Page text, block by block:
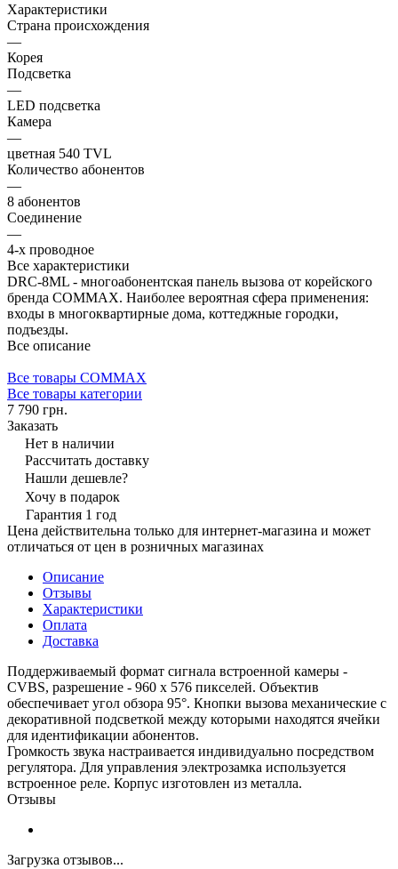
Характеристики
Страна происхождения
—
Корея
Подсветка
—
LED подсветка
Камера
—
цветная 540 TVL
Количество абонентов
—
8 абонентов
Соединение
—
4-х проводное
Все характеристики
DRC-8ML - многоабонентская панель вызова от корейского
бренда COMMAX. Наиболее вероятная сфера применения:
входы в многоквартирные дома, коттеджные городки,
подъезды.
Все описание
Все товары COMMAX
Все товары категории
7 790 грн.
Заказать
Нет в наличии
Рассчитать доставку
Нашли дешевле?
Хочу в подарок
Гарантия 1 год
Цена действительна только для интернет-магазина и может
отличаться от цен в розничных магазинах
Описание
Отзывы
Характеристики
Оплата
Доставка
Поддерживаемый формат сигнала встроенной камеры -
CVBS, разрешение - 960 х 576 пикселей. Объектив
обеспечивает угол обзора 95°. Кнопки вызова механические с
декоративной подсветкой между которыми находятся ячейки
для идентификации абонентов.
Громкость звука настраивается индивидуально посредством
регулятора. Для управления электрозамка используется
встроенное реле. Корпус изготовлен из металла.
Отзывы
Загрузка отзывов...